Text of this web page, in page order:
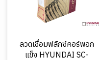
ลวดเชื่อมฟลักซ์คอร์พอก
แข็ง HYUNDAI SC-